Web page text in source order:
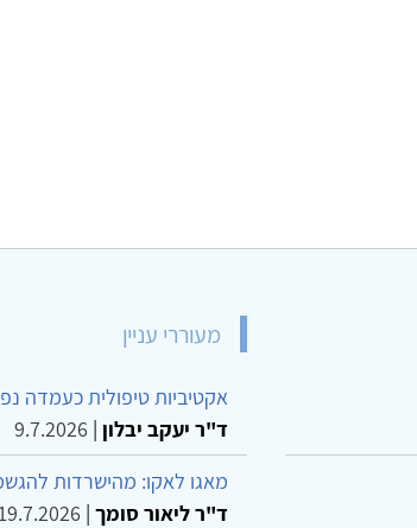
מעוררי עניין
אקטיביות טיפולית כעמדה
ד"ר יעקב יבלון |
9.7.2026
מאגו לאקו: מהישרדות
ד"ר ליאור סומך |